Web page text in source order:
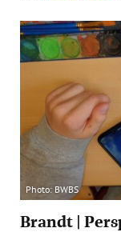
Photo: BWBS
Brandt |